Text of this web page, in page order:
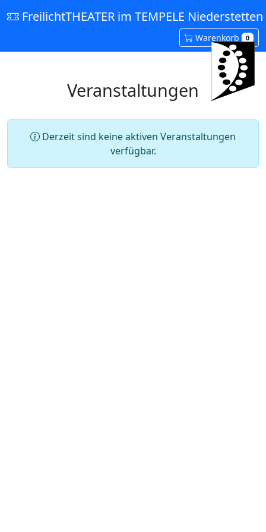
FreilichtTHEATER im TEMPELE Niederstetten
Warenkorb 0
Veranstaltungen
Derzeit sind keine aktiven Veranstaltungen
verfügbar.